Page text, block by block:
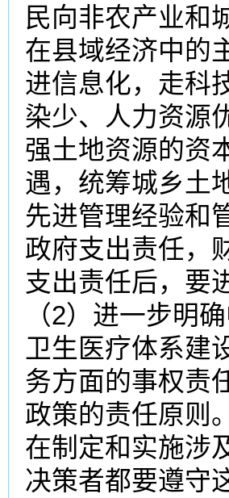
民向非农产业和
在县域经济中的
进信息化，走科
染少、人力资源
强土地资源的资
遇，统筹城乡土
先进管理经验
政府支出责任，
支出责任后，要
（2）进一步明
卫生医疗体系建
务方面的事权责
政策的责任原则
在制定和实施涉
决策者都要遵